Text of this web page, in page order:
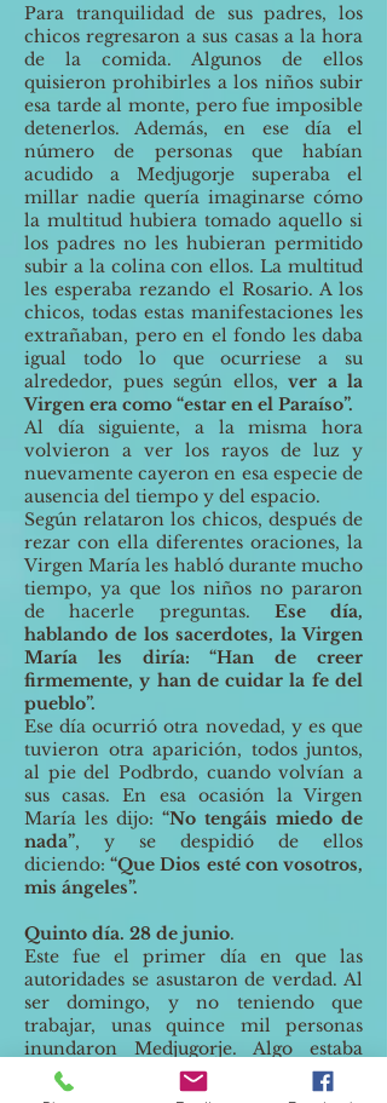
Para tranquilidad de sus padres, los
chicos regresaron a sus casas a la hora
de la comida. Algunos de ellos
quisieron prohibirles a los niños subir
esa tarde al monte, pero fue imposible
detenerlos. Además, en ese día el
número de personas que habían
acudido a Medjugorje superaba el
millar nadie quería imaginarse cómo
la multitud hubiera tomado aquello si
los padres no les hubieran permitido
subir a la colina con ellos. La multitud
les esperaba rezando el Rosario. A los
chicos, todas estas manifestaciones les
extrañaban, pero en el fondo les daba
igual todo lo que ocurriese a su
alrededor, pues según ellos, ver a la
Virgen era como “estar en el Paraíso”.
Al día siguiente, a la misma hora
volvieron a ver los rayos de luz y
nuevamente cayeron en esa especie de
ausencia del tiempo y del espacio.
Según relataron los chicos, después de
rezar con ella diferentes oraciones, la
Virgen María les habló durante mucho
tiempo, ya que los niños no pararon
de hacerle preguntas. Ese día,
hablando de los sacerdotes, la Virgen
María les diría: “Han de creer
firmemente, y han de cuidar la fe del
pueblo”.
Ese día ocurrió otra novedad, y es que
tuvieron otra aparición, todos juntos,
al pie del Podbrdo, cuando volvían a
sus casas. En esa ocasión la Virgen
María les dijo: “No tengáis miedo de
nada”, y se despidió de ellos
diciendo:“Que Dios esté con vosotros,
mis ángeles”.
Quinto día. 28 de junio.
Este fue el primer día en que las
autoridades se asustaron de verdad. Al
ser domingo, y no teniendo que
trabajar, unas quince mil personas
inundaron Medjugorje. Algo estaba
pasando que no era normal y se
escapaba a la capacidad de control de